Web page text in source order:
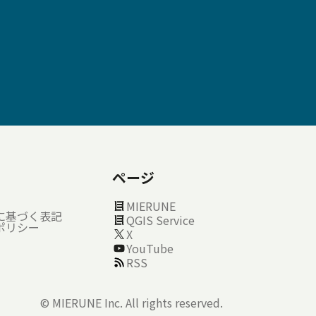
基づく表記
リシー
ページ
MIERUNE
QGIS Service
X
YouTube
RSS
© MIERUNE Inc. All rights reserved.